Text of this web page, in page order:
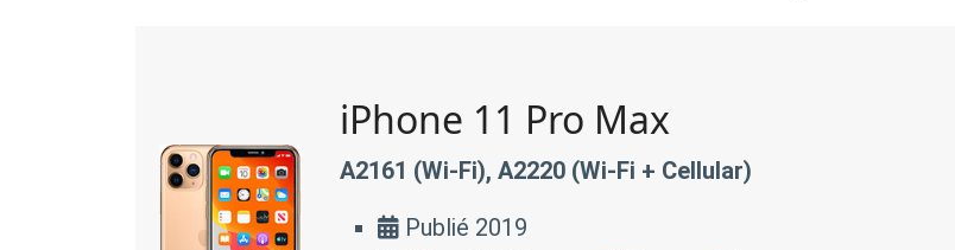
iPhone 11 Pro Max
A2161 (Wi-Fi), A2220 (Wi-Fi + Cellular)
Publié 2019